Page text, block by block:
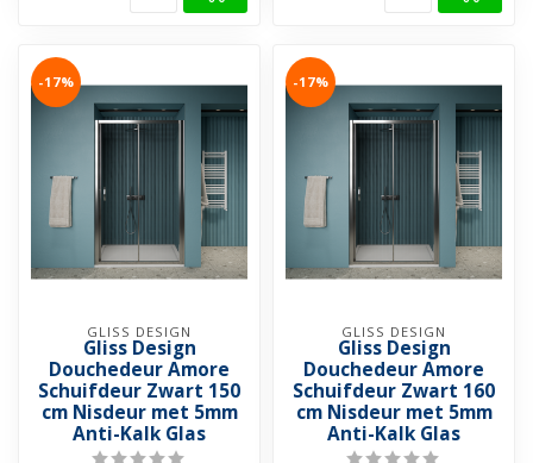
-17%
GLISS DESIGN
Gliss Design
Douchedeur Amore
Schuifdeur Zwart 150
cm Nisdeur met 5mm
Anti-Kalk Glas
-17%
GLISS DESIGN
Gliss Design
Douchedeur Amore
Schuifdeur Zwart 160
cm Nisdeur met 5mm
Anti-Kalk Glas